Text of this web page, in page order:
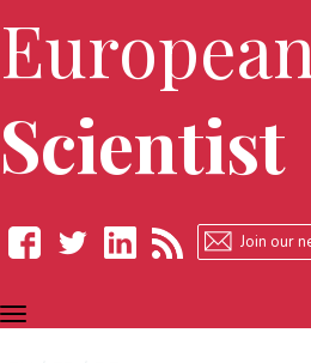
Scientist
Facebook
TOGGLE
NAVIGATION